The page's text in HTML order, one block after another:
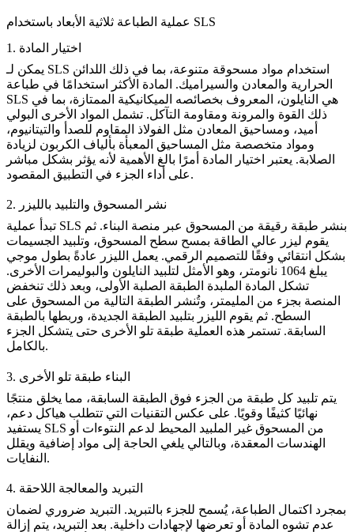
عملية الطباعة ثلاثية الأبعاد باستخدام SLS
1. اختيار المادة
يمكن لـ SLS استخدام مواد مسحوقة متنوعة، بما في ذلك اللدائن
الحرارية والمعادن والسيراميك. المادة الأكثر استخدامًا في طباعة
SLS هي النايلون، المعروف بخصائصه الميكانيكية الممتازة، بما في
ذلك القوة والمرونة ومقاومة التآكل. تشمل المواد الأخرى البولي
أميد، ومساحيق المعادن مثل الفولاذ المقاوم للصدأ والتيتانيوم،
ومواد متخصصة مثل المساحيق المعبأة بألياف الكربون لزيادة
الصلابة. يعتبر اختيار المادة أمرًا بالغ الأهمية لأنه يؤثر بشكل مباشر
على أداء الجزء في التطبيق المقصود.
2. نشر المسحوق والتلبيد بالليزر
تبدأ عملية SLS بنشر طبقة رقيقة من المسحوق عبر منصة البناء. ثم
يقوم ليزر عالي الطاقة بمسح سطح المسحوق، وتلبيد الجسيمات
بشكل انتقائي وفقًا للتصميم الرقمي. يعمل الليزر عادةً بطول موجي
يبلغ 1064 نانومتر، وهو الأمثل لتلبيد النايلون والبوليمرات الأخرى.
تشكل المادة الملبدة الطبقة الصلبة الأولى، وبعد ذلك تنخفض
المنصة بجزء من المليمتر، وتُنشر الطبقة التالية من المسحوق على
السطح. ثم يقوم الليزر بتلبيد الطبقة الجديدة، وربطها بالطبقة
السابقة. تستمر هذه العملية طبقة تلو الأخرى حتى يتشكل الجزء
بالكامل.
3. البناء طبقة تلو الأخرى
يتم تلبيد كل طبقة من الجزء فوق الطبقة السابقة، مما يخلق منتجًا
نهائيًا كثيفًا وقويًا. على عكس التقنيات التي تتطلب هياكل دعم،
يستفيد SLS من المسحوق غير الملبيد المحيط لدعم النتوءات أو
الهندسات المعقدة، وبالتالي يلغي الحاجة إلى مواد إضافية ويقلل
النفايات.
4. التبريد والمعالجة اللاحقة
بمجرد اكتمال الطباعة، يُسمح للجزء بالتبريد. التبريد ضروري لضمان
عدم تشوه المادة أو تعرضها لإجهادات داخلية. بعد التبريد، يتم إزالة